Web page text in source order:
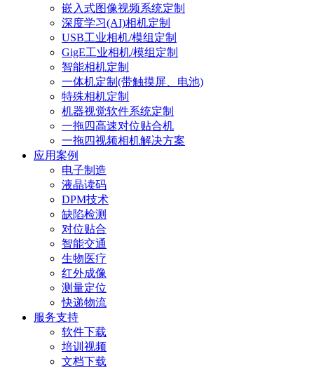
嵌入式图像视频系统定制
深度学习(AI)相机定制
USB工业相机/模组定制
GigE工业相机/模组定制
智能相机定制
一体机定制(带触摸屏、电池)
特殊相机定制
机器视觉软件系统定制
一拖四高速对位贴合机
一拖四视频相机解决方案
应用案例
电子制造
液晶读码
DPM技术
缺陷检测
对位贴合
智能交通
生物医疗
红外成像
测量定位
快递物流
服务支持
软件下载
培训视频
文档下载